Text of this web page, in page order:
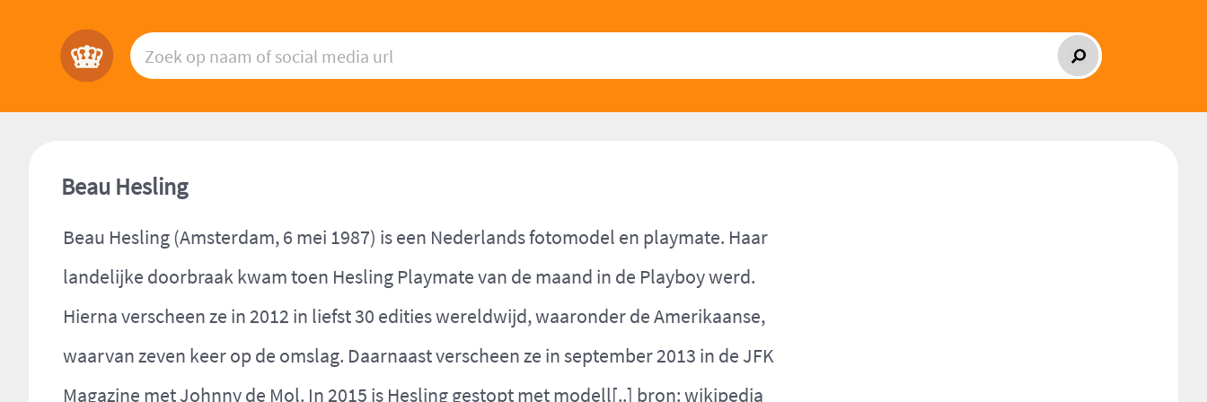
Beau Hesling
Beau Hesling (Amsterdam, 6 mei 1987) is een Nederlands fotomodel en playmate. Haar
landelijke doorbraak kwam toen Hesling Playmate van de maand in de Playboy werd.
Hierna verscheen ze in 2012 in liefst 30 edities wereldwijd, waaronder de Amerikaanse,
waarvan zeven keer op de omslag. Daarnaast verscheen ze in september 2013 in de JFK
Magazine met Johnny de Mol. In 2015 is Hesling gestopt met modell[..] bron:wikipedia